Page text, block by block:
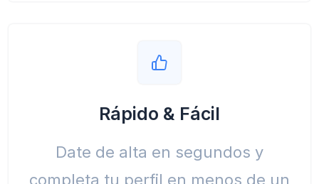
Rápido & Fácil
Date de alta en segundos y
completa tu perfil en menos de un